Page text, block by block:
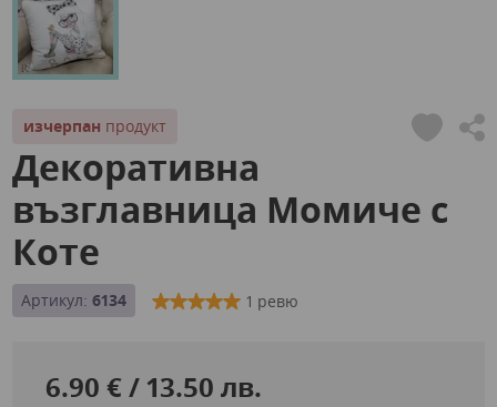
изчерпан продукт
Декоративна
възглавница Момиче с
Коте
Артикул:6134 1 ревю
6.90 € / 13.50 лв.